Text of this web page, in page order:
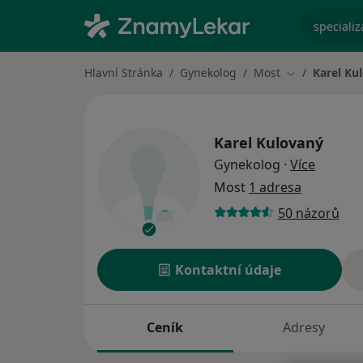
Hlavní Stránka Gynekolog Most Změna města
Karel
Karel Kulovaný
Gynekolog · Více
Most 1 adresa
50 názorů
Kontaktní údaje
Ceník Adresy